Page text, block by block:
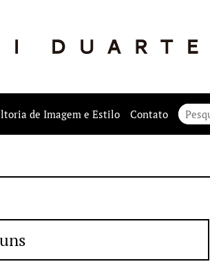
de Imagem e Estilo Contato